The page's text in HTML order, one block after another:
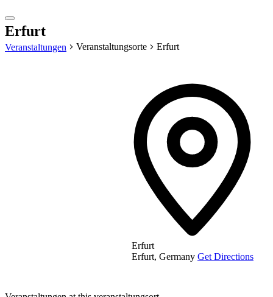
Erfurt
Veranstaltungen Veranstaltungsorte Erfurt
Erfurt
Erfurt, Germany Get Directions